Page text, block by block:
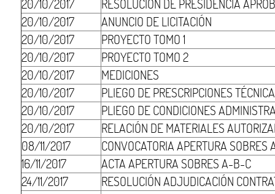
20/10/2017
RESOLUCIÓN DE PRESIDENCIA
20/10/2017
ANUNCIO DE LICITACIÓN
20/10/2017
PROYECTO TOMO 1
20/10/2017
PROYECTO TOMO 2
20/10/2017
MEDICIONES
20/10/2017
PLIEGO DE PRESCRIPCIONES
20/10/2017
PLIEGO DE CONDICIONES
20/10/2017
RELACIÓN DE MATERIALES
08/11/2017
CONVOCATORIA APERTURA
16/11/2017
ACTA APERTURA SOBRES A-B-C
24/11/2017
RESOLUCIÓN ADJUDICACIÓN